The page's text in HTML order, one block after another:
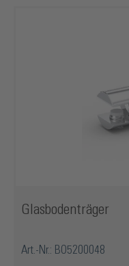
Glasbodenträger
Art.-Nr.: BO5200048